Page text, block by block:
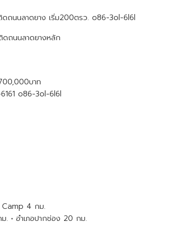
ดถนนลาดยาง เริ่ม200ตรว. o86-3ol-6l6l
ดถนนลาดยางหลัก
บาท
o86-3ol-6l6l
Camp 4 กม.
. • อำเภอปากช่อง 20 กม.